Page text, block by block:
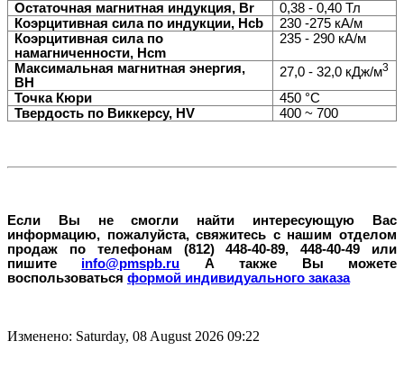
Остаточная магнитная индукция, Br 0,38 - 0,40 Тл
Коэрцитивная сила по индукции, Hcb
230 -275 кА/м
Коэрцитивная сила по
намагниченности, Hcm
235 - 290 кА/м
Максимальная магнитная энергия,
BH
27,0 - 32,0 кДж/м3
Точка Кюри 450 °C
Твердость по Виккерсу, HV
400 ~ 700
Если Вы не смогли найти интересующую Вас
информацию, пожалуйста, свяжитесь с нашим отделом
продаж по телефонам (812) 448-40-89, 448-40-49 или
пишите info@pmspb.ru А также Вы можете
воспользоваться формой индивидуального заказа
Изменено: Saturday, 08 August 2026 09:22